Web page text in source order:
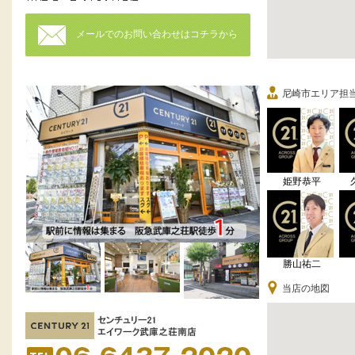
メールでのお問い合わせはコチラから
尼崎市エリア担
姫野恭平
勝山祐二
当店の地図